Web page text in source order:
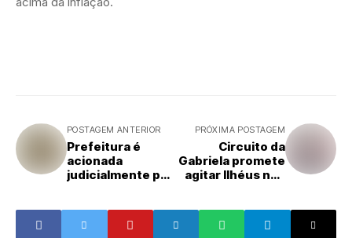
POSTAGEM ANTERIOR
Prefeitura é
acionada
judicialmente por
PRÓXIMA POSTAGEM
Circuito da
Gabriela promete
agitar Ilhéus nos